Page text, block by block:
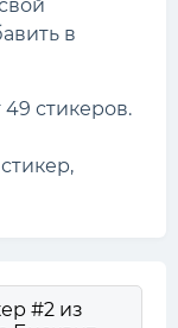
в
стикеров.